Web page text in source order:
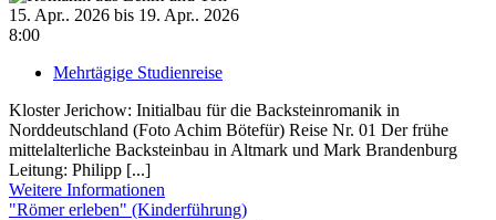
15. Apr.. 2026 bis 19. Apr.. 2026
8:00
Mehrtägige Studienreise
Kloster Jerichow: Initialbau für die Backsteinromanik in
Norddeutschland (Foto Achim Bötefür) Reise Nr. 01 Der frühe
mittelalterliche Backsteinbau in Altmark und Mark Brandenburg
Leitung: Philipp [...]
Weitere Informationen
"Römer erleben" (Kinderführung)